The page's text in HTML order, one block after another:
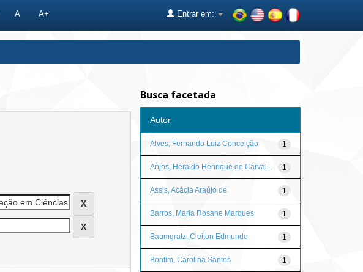
A A+ Entrar em:
Busca facetada
Autor
1
Alves, Fernando Luiz Conceição
1
Anjos, Heraldo Henrique de Carval...
1
Assis, Acácia Araújo de
1
Barros, Maria Rosane Marques
1
Baumgratz, Cleiton Edmundo
1
Bonfim, Carolina Santos